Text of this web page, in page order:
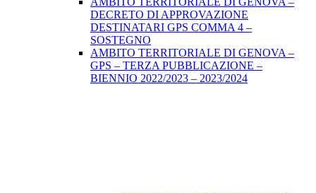
DECRETO DI APPROVAZIONE
DESTINATARI GPS COMMA 4 –
SOSTEGNO
AMBITO TERRITORIALE DI GENOVA –
GPS – TERZA PUBBLICAZIONE –
BIENNIO 2022/2023 – 2023/2024